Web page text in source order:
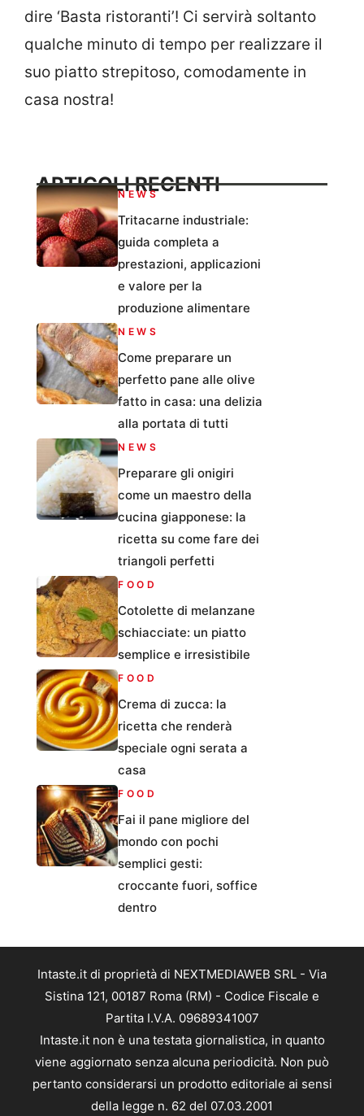
dire ‘Basta ristoranti’! Ci servirà soltanto
qualche minuto di tempo per realizzare il
suo piatto strepitoso, comodamente in
casa nostra!
ARTICOLI RECENTI
NEWS
Tritacarne industriale:
guida completa a
prestazioni, applicazioni
e valore per la
produzione alimentare
NEWS
Come preparare un
perfetto pane alle olive
fatto in casa: una delizia
alla portata di tutti
NEWS
Preparare gli onigiri
come un maestro della
cucina giapponese: la
ricetta su come fare dei
triangoli perfetti
FOOD
Cotolette di melanzane
schiacciate: un piatto
semplice e irresistibile
FOOD
Crema di zucca: la
ricetta che renderà
speciale ogni serata a
casa
FOOD
Fai il pane migliore del
mondo con pochi
semplici gesti:
croccante fuori, soffice
dentro
Intaste.it di proprietà di NEXTMEDIAWEB SRL - Via
Sistina 121, 00187 Roma (RM) - Codice Fiscale e
Partita I.V.A. 09689341007
Intaste.it non è una testata giornalistica, in quanto
viene aggiornato senza alcuna periodicità. Non può
pertanto considerarsi un prodotto editoriale ai sensi
della legge n. 62 del 07.03.2001